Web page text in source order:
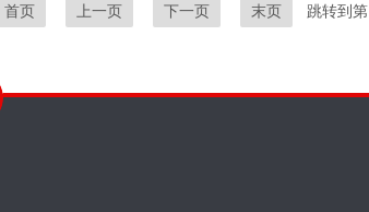
首页 上一页 下一页 末页 跳转到第